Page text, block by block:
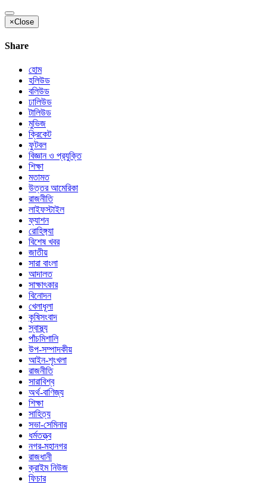
×Close
Share
হোম
হলিউড
বলিউড
ঢালিউড
টালিউড
মুভিজ
ক্রিকেট
ফুটবল
বিজ্ঞান ও প্রযুক্তি
শিক্ষা
মতামত
উত্তর আমেরিকা
রাজনীতি
লাইফস্টাইল
ফ্যাশন
রোহিঙ্গ্যা
বিশেষ খবর
জাতীয়
সারা বাংলা
আদালত
সাক্ষাৎকার
বিনোদন
খেলাধূলা
কৃষিসংবাদ
স্বাস্থ্য
পাঁচমিশালি
উপ-সম্পাদকীয়
আইন-শৃংখলা
রাজনীতি
সারাবিশ্ব
অর্থ-বাণিজ্য
শিক্ষা
সাহিত্য
সভা-সেমিনার
ধর্মতত্ত্ব
নগর-মহানগর
রাজধানী
ক্রাইম নিউজ
ফিচার